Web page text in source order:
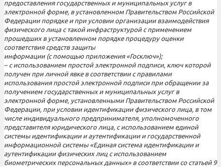
предоставления государственных и муниципальных услуг в
электронной форме, в установленном Правительством Российской
Федерации порядке и при условии организации взаимодействия
физического лица с такой инфраструктурой с применением
прошедших в установленном порядке процедуру оценки
соответствия средств защиты
информации (с помощью приложения «Госключ»);
– с использованием простой электронной подписи, ключ которой
получен при личной явке в соответствии с правилами
использования простой электронной подписи при обращении за
получением государственных и муниципальных услуг в
электронной форме, установленными Правительством Российской
Федерации, при условии идентификации физического лица, в том
числе индивидуального предпринимателя, уполномоченного
представителя юридического лица, с использованием единой
системы идентификации и аутентификации и государственной
информационной системы «Единая система идентификации и
аутентификации физических лиц с использованием
биометрических персональных данных» в соответствии со статьей 9